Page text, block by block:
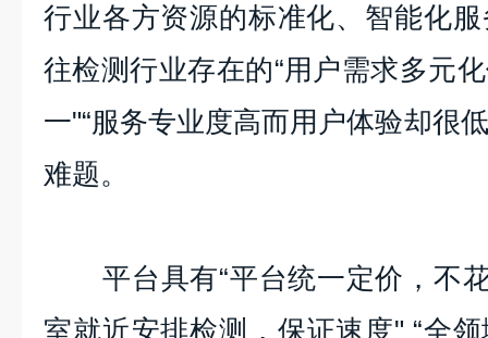
行业各方资源的标准化、智能化
往检测行业存在的“用户需求多元
一"“服务专业度高而用户体验却很
难题。
平台具有“平台统一定价，不花
室就近安排检测，保证速度" “全